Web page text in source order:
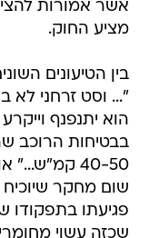
אשר אמורות להציג
מציע החוק.
בין הטיעונים
"... וסט זרחני לא
הוא יתנפנף
בבטיחות הרוכב
40-50
שום מחקר שיוכיח
פגיעתו בתפקודו
שכזה עשוי